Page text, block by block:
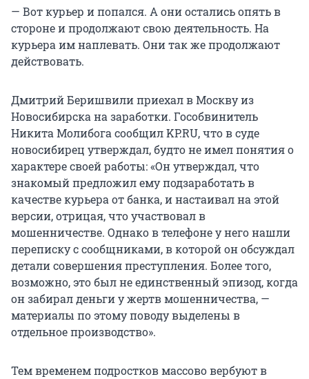
— Вот курьер и попался. А они остались опять в
стороне и продолжают свою деятельность. На
курьера им наплевать. Они так же продолжают
действовать.
Дмитрий Беришвили приехал в Москву из
Новосибирска на заработки. Гособвинитель
Никита Молибога сообщил KP.RU, что в суде
новосибирец утверждал, будто не имел понятия о
характере своей работы: «Он утверждал, что
знакомый предложил ему подзаработать в
качестве курьера от банка, и настаивал на этой
версии, отрицая, что участвовал в
мошенничестве. Однако в телефоне у него нашли
переписку с сообщниками, в которой он обсуждал
детали совершения преступления. Более того,
возможно, это был не единственный эпизод, когда
он забирал деньги у жертв мошенничества, —
материалы по этому поводу выделены в
отдельное производство».
Тем временем подростков массово вербуют в